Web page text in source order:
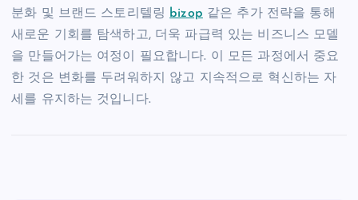
분화 및 브랜드 스토리텔링 bizop 같은 추가 전략을 통해
새로운 기회를 탐색하고, 더욱 파급력 있는 비즈니스 모델
을 만들어가는 여정이 필요합니다. 이 모든 과정에서 중요
한 것은 변화를 두려워하지 않고 지속적으로 혁신하는 자
세를 유지하는 것입니다.